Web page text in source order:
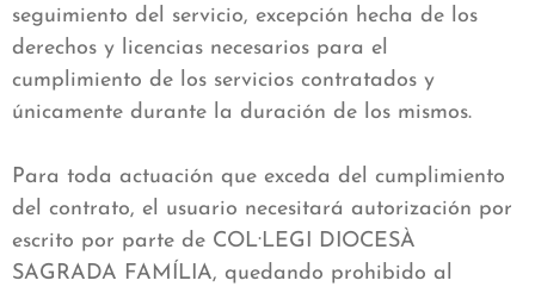
seguimiento del servicio, excepción hecha de los
derechos y licencias necesarios para el
cumplimiento de los servicios contratados y
únicamente durante la duración de los mismos.
Para toda actuación que exceda del cumplimiento
del contrato, el usuario necesitará autorización por
escrito por parte de COL·LEGI DIOCESÀ
SAGRADA FAMÍLIA, quedando prohibido al